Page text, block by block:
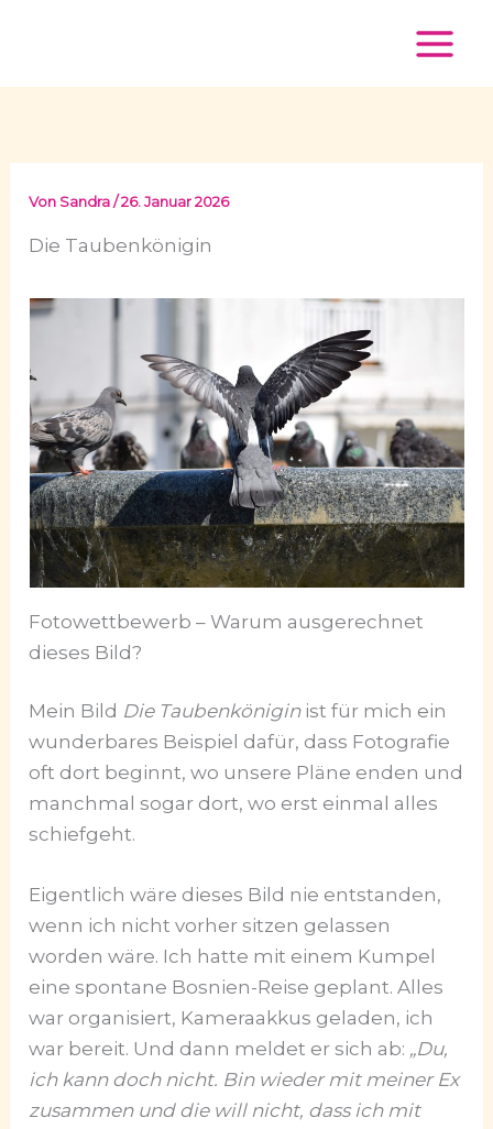
Von Sandra/26. Januar 2026
Die Taubenkönigin
Fotowettbewerb – Warum ausgerechnet
dieses Bild?
Mein Bild Die Taubenköniginist für mich ein
wunderbares Beispiel dafür, dass Fotografie
oft dort beginnt, wo unsere Pläne enden und
manchmal sogar dort, wo erst einmal alles
schiefgeht.
Eigentlich wäre dieses Bild nie entstanden,
wenn ich nicht vorher sitzen gelassen
worden wäre. Ich hatte mit einem Kumpel
eine spontane Bosnien-Reise geplant. Alles
war organisiert, Kameraakkus geladen, ich
war bereit. Und dann meldet er sich ab: „Du,
ich kann doch nicht. Bin wieder mit meiner Ex
zusammen und die will nicht, dass ich mit